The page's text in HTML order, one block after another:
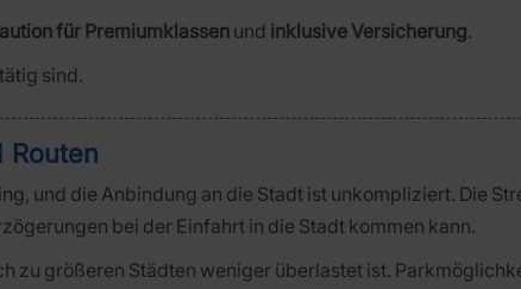
für Premiumklassenund inklusive Versicherung.
sind.
Routen
und die Anbindung an die Stadt ist unkompliziert. Die
bei der Einfahrt in die Stadt kommen kann.
zu größeren Städten weniger überlastet ist.